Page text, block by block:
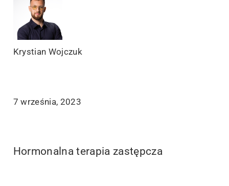
Krystian Wojczuk
7 września, 2023
Hormonalna terapia zastępcza